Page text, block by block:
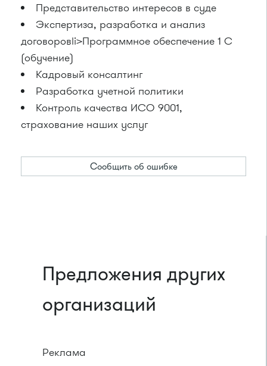
Представительство интересов в суде
Экспертиза, разработка и анализ
договоровli>Программное обеспечение 1 С
(обучение)
Кадровый консалтинг
Разработка учетной политики
Контроль качества ИСО 9001,
страхование наших услуг
Сообщить об ошибке
Предложения других
организаций
Реклама